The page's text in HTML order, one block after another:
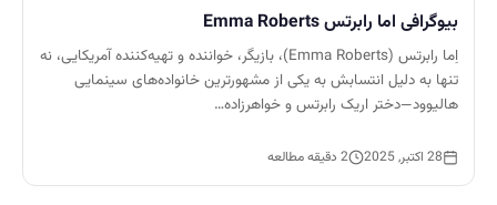
بیوگرافی اما رابرتس Emma Roberts
اِما رابرتس (Emma Roberts)، بازیگر، خواننده و تهیه‌کننده آمریکایی، نه
تنها به دلیل انتسابش به یکی از مشهورترین خانواده‌های سینمایی
هالیوود—دختر اریک رابرتس و خواهرزاده…
28 اکتبر, 2025 2 دقیقه مطالعه